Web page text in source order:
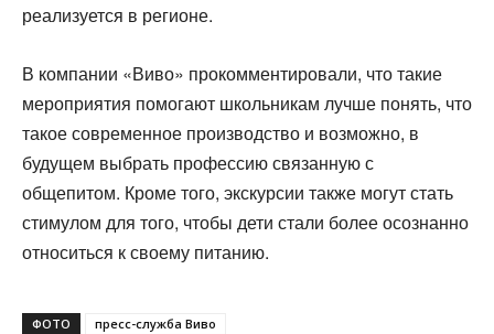
реализуется в регионе.
В компании «Виво» прокомментировали, что такие
мероприятия помогают школьникам лучше понять, что
такое современное производство и возможно, в
будущем выбрать профессию связанную с
общепитом. Кроме того, экскурсии также могут стать
стимулом для того, чтобы дети стали более осознанно
относиться к своему питанию.
ФОТО пресс-служба Виво